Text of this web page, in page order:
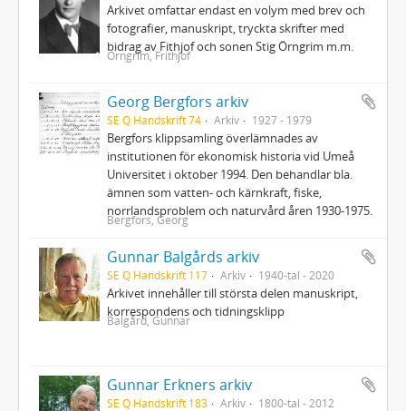
Arkivet omfattar endast en volym med brev och
fotografier, manuskript, tryckta skrifter med
bidrag av Fithjof och sonen Stig Örngrim m.m.
Örngrim, Frithjof
Georg Bergfors arkiv
SE Q Handskrift 74 Arkiv 1927 - 1979
Bergfors klippsamling överlämnades av
institutionen för ekonomisk historia vid Umeå
Universitet i oktober 1994. Den behandlar bla.
ämnen som vatten- och kärnkraft, fiske,
norrlandsproblem och naturvård åren 1930-1975.
Bergfors, Georg
Gunnar Balgårds arkiv
SE Q Handskrift 117 Arkiv 1940-tal - 2020
Arkivet innehåller till största delen manuskript,
korrespondens och tidningsklipp
Balgård, Gunnar
Gunnar Erkners arkiv
SE Q Handskrift 183 Arkiv 1800-tal - 2012